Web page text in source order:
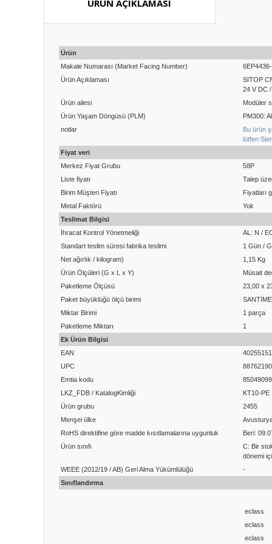
ÜRÜN AÇIKLAMASI
Ürün
Makale Numarası (Market Facing Number)
Ürün Açıklaması
SITOP
24 V DC
Ürün ailesi
Modüler
Ürün Yaşam Döngüsü (PLM)
PM300:
notlar
Bu ürün
lütfen
Fiyat veri
Merkez Fiyat Grubu
58P
Liste fiyatı
Talep
Birim Müşteri Fiyatı
Fiyatları
Metal Faktörü
Yok
Teslimat Bilgisi
İhracat Kontrol Yönetmeliği
AL: N /
Standart teslim süresi fabrika teslimi
1 Gün /
Net ağırlık / kilogram)
1,15 Kg
Ürün Ölçüleri (G x L x Y)
Müsait
Paketleme Ölçüsü
23,00 x
Paket büyüklüğü ölçü birimi
Miktar Birimi
1 parça
Paketleme Miktarı
1
Ek Ürün Bilgisi
EAN
UPC
Emtia kodu
85049099
LKZ_FDB / KatalogKimliği
KT10-PE
Ürün grubu
2455
Menşei ülke
RoHS direktifine göre madde kısıtlamalarına uygunluk
Beri:
Ürün sınıfı
C: Bir
dönemi
WEEE (2012/19 / AB) Geri Alma Yükümlülüğü
-
Sınıflandırma
eclass
eclass
eclass